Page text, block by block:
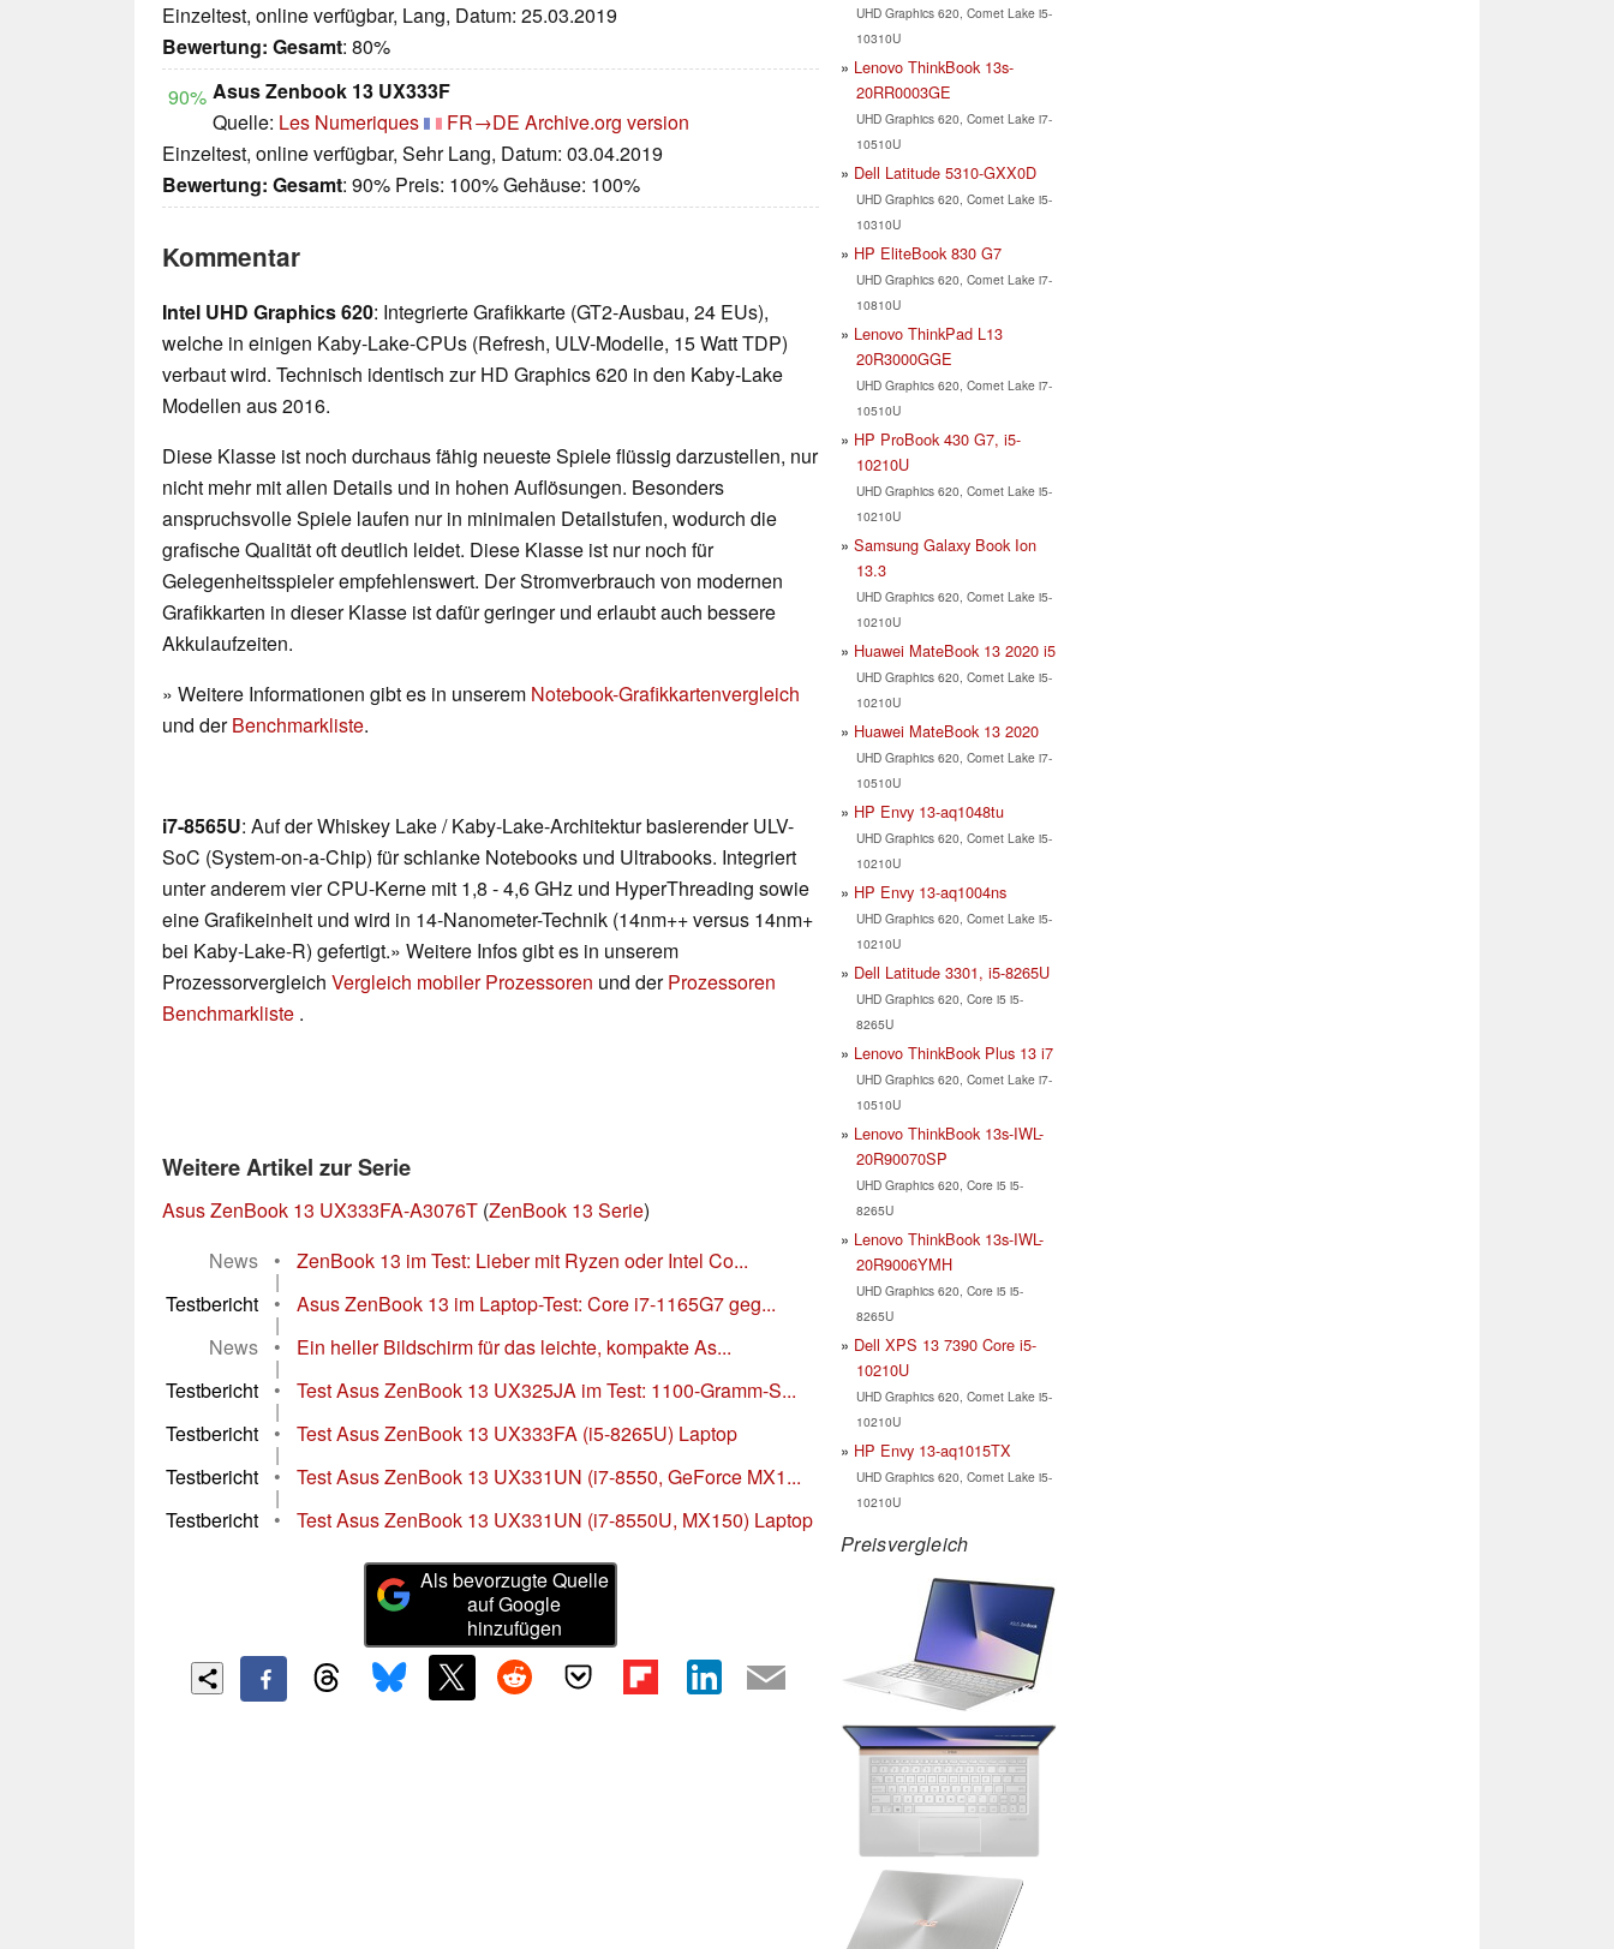
Einzeltest, online verfügbar, Lang, Datum: 25.03.2019
Bewertung: Gesamt: 80%
90% Asus Zenbook 13 UX333F
Quelle: Les Numeriques FR→DE Archive.org version
Einzeltest, online verfügbar, Sehr Lang, Datum: 03.04.2019
Bewertung: Gesamt: 90% Preis: 100% Gehäuse: 100%
Kommentar
Intel UHD Graphics 620: Integrierte Grafikkarte (GT2-Ausbau, 24 EUs),
welche in einigen Kaby-Lake-CPUs (Refresh, ULV-Modelle, 15 Watt TDP)
verbaut wird. Technisch identisch zur HD Graphics 620 in den Kaby-Lake
Modellen aus 2016.
Diese Klasse ist noch durchaus fähig neueste Spiele flüssig darzustellen, nur
nicht mehr mit allen Details und in hohen Auflösungen. Besonders
anspruchsvolle Spiele laufen nur in minimalen Detailstufen, wodurch die
grafische Qualität oft deutlich leidet. Diese Klasse ist nur noch für
Gelegenheitsspieler empfehlenswert. Der Stromverbrauch von modernen
Grafikkarten in dieser Klasse ist dafür geringer und erlaubt auch bessere
Akkulaufzeiten.
» Weitere Informationen gibt es in unserem Notebook-Grafikkartenvergleich
und derBenchmarkliste.
i7-8565U: Auf der Whiskey Lake / Kaby-Lake-Architektur basierender ULV-
SoC (System-on-a-Chip) für schlanke Notebooks und Ultrabooks. Integriert
unter anderem vier CPU-Kerne mit 1,8 - 4,6 GHz und HyperThreading sowie
eine Grafikeinheit und wird in 14-Nanometer-Technik (14nm++ versus 14nm+
bei Kaby-Lake-R) gefertigt.» Weitere Infos gibt es in unserem
Prozessorvergleich Vergleich mobiler Prozessoren und derProzessoren
Benchmarkliste .
Weitere Artikel zur Serie
Asus ZenBook 13 UX333FA-A3076T (ZenBook 13 Serie)
News
• ZenBook 13 im Test: Lieber mit Ryzen oder Intel Co...
|
Testbericht
• Asus ZenBook 13 im Laptop-Test: Core i7-1165G7 geg...
|
News
• Ein heller Bildschirm für das leichte, kompakte As...
|
Testbericht
• Test Asus ZenBook 13 UX325JA im Test: 1100-Gramm-S...
|
Testbericht
• Test Asus ZenBook 13 UX333FA (i5-8265U) Laptop
|
Testbericht
• Test Asus ZenBook 13 UX331UN (i7-8550, GeForce MX1...
|
Testbericht
• Test Asus ZenBook 13 UX331UN (i7-8550U, MX150) Laptop
Als bevorzugte Quelle
auf Google
hinzufügen
UHD Graphics 620, Comet Lake i5-
10310U
Lenovo ThinkBook 13s-
20RR0003GE
UHD Graphics 620, Comet Lake i7-
10510U
Dell Latitude 5310-GXX0D
UHD Graphics 620, Comet Lake i5-
10310U
HP EliteBook 830 G7
UHD Graphics 620, Comet Lake i7-
10810U
Lenovo ThinkPad L13
20R3000GGE
UHD Graphics 620, Comet Lake i7-
10510U
HP ProBook 430 G7, i5-
10210U
UHD Graphics 620, Comet Lake i5-
10210U
Samsung Galaxy Book Ion
13.3
UHD Graphics 620, Comet Lake i5-
10210U
Huawei MateBook 13 2020 i5
UHD Graphics 620, Comet Lake i5-
10210U
Huawei MateBook 13 2020
UHD Graphics 620, Comet Lake i7-
10510U
HP Envy 13-aq1048tu
UHD Graphics 620, Comet Lake i5-
10210U
HP Envy 13-aq1004ns
UHD Graphics 620, Comet Lake i5-
10210U
Dell Latitude 3301, i5-8265U
UHD Graphics 620, Core i5 i5-
8265U
Lenovo ThinkBook Plus 13 i7
UHD Graphics 620, Comet Lake i7-
10510U
Lenovo ThinkBook 13s-IWL-
20R90070SP
UHD Graphics 620, Core i5 i5-
8265U
Lenovo ThinkBook 13s-IWL-
20R9006YMH
UHD Graphics 620, Core i5 i5-
8265U
Dell XPS 13 7390 Core i5-
10210U
UHD Graphics 620, Comet Lake i5-
10210U
HP Envy 13-aq1015TX
UHD Graphics 620, Comet Lake i5-
10210U
Preisvergleich